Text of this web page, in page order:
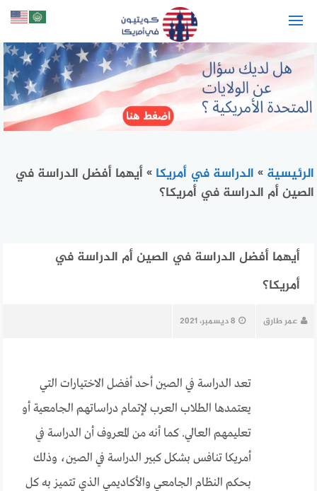
الرئيسية » الدراسة في أمريكا »أيهما أفضل الدراسة في
الصين أم الدراسة في أمريكا؟
أيهما أفضل الدراسة في الصين أم الدراسة في
أمريكا؟
عمر طارق 8 ديسمبر، 2021
تعد الدراسة في الصين أحد أفضل الاختيارات التي
يعتمدها الطلاب العرب لإتمام دراساتهم الجامعية أو
تعليمهم العالي. كما أنه من المعروف أن الدراسة في
أمريكا تنافس بشكل كبير الدراسة في الصين، وذلك
بحكم النظام الجامعي والأكاديمي الذي تتميز به كل